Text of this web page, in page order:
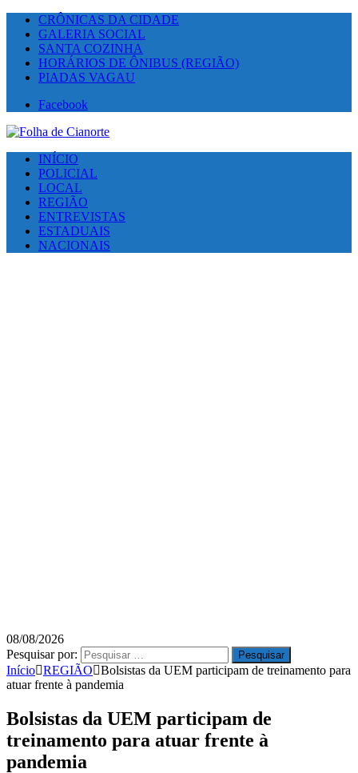
CRÔNICAS DA CIDADE
GALERIA SOCIAL
SANTA COZINHA
HORÁRIOS DE ÔNIBUS (REGIÃO)
PIADAS VAGAU
Facebook
INÍCIO
POLICIAL
LOCAL
REGIÃO
ENTREVISTAS
ESTADUAIS
NACIONAIS
08/08/2026
Pesquisar por:
Início REGIÃO
Bolsistas da UEM participam de treinamento para
atuar frente à pandemia
Bolsistas da UEM participam de
treinamento para atuar frente à
pandemia